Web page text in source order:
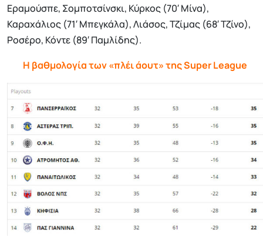
Εραμούσπε, Σομποτσίνσκι, Κύρκος (70′ Μίνα),
Καραχάλιος (71′ Μπεγκάλα), Λιάσος, Τζίμας (68′ Τζίνο),
Ροσέρο, Κόντε (89′ Παμλίδης).
Η βαθμολογία των «πλέι άουτ» της Super League